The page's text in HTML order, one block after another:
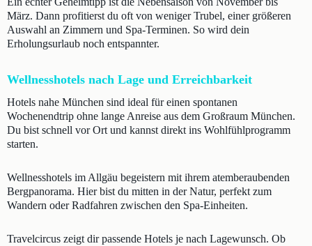
März. Dann profitierst du oft von weniger Trubel, einer größeren
Auswahl an Zimmern und Spa-Terminen. So wird dein
Erholungsurlaub noch entspannter.
Wellnesshotels nach Lage und Erreichbarkeit
Hotels nahe München sind ideal für einen spontanen
Wochenendtrip ohne lange Anreise aus dem Großraum München.
Du bist schnell vor Ort und kannst direkt ins Wohlfühlprogramm
starten.
Wellnesshotels im Allgäu begeistern mit ihrem atemberaubenden
Bergpanorama. Hier bist du mitten in der Natur, perfekt zum
Wandern oder Radfahren zwischen den Spa-Einheiten.
Travelcircus zeigt dir passende Hotels je nach Lagewunsch. Ob